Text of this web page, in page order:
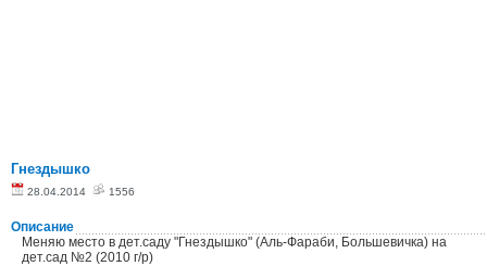
Гнездышко
28.04.2014 1556
Описание
Меняю место в дет.саду "Гнездышко" (Аль-Фараби, Большевичка) на
дет.сад №2 (2010 г/р)